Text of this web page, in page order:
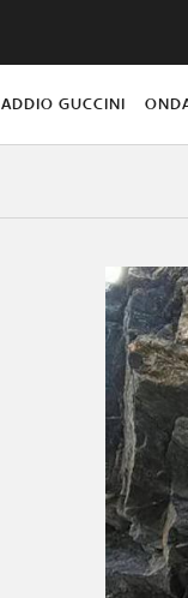
ADDIO GUCCINI